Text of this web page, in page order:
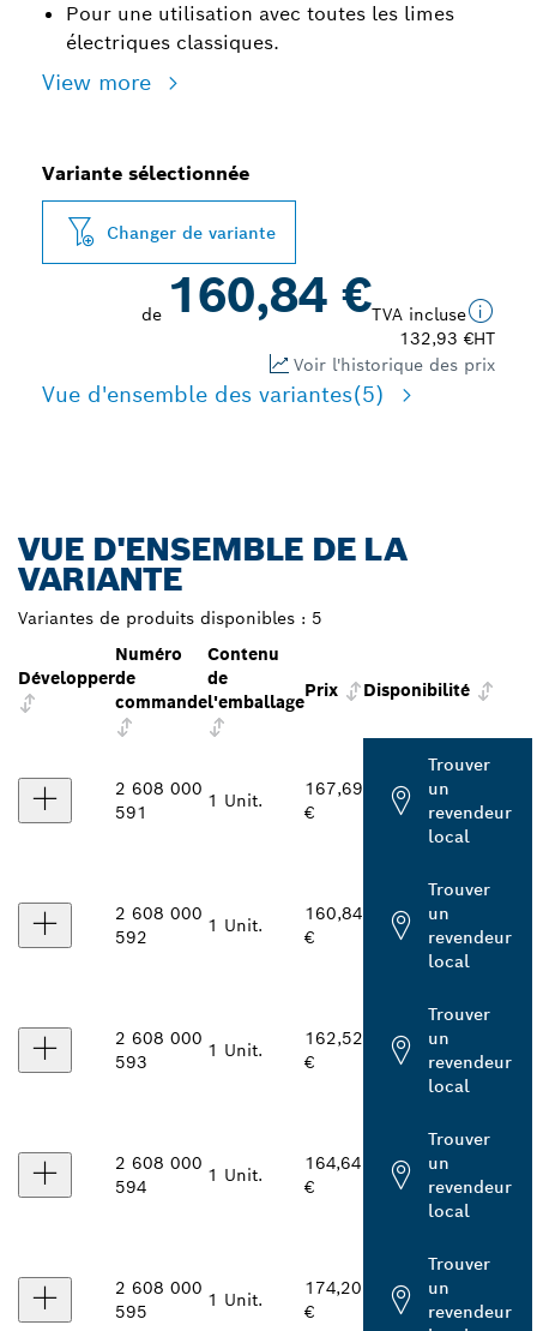
Pour une utilisation avec toutes les limes
électriques classiques.
View more
Variante sélectionnée
Changer de variante
de 160,84 €TVA incluse
132,93 €HT
Voir l'historique des prix
Vue d'ensemble des variantes(5)
VUE D'ENSEMBLE DE LA
VARIANTE
Variantes de produits disponibles : 5
Développer
Numéro
de
commande
Contenu
de
l'emballage
Prix Disponibilité
2 608 000
591
1 Unit.
167,69
€
Trouver
un
revendeur
local
2 608 000
592
1 Unit.
160,84
€
Trouver
un
revendeur
local
2 608 000
593
1 Unit.
162,52
€
Trouver
un
revendeur
local
2 608 000
594
1 Unit.
164,64
€
Trouver
un
revendeur
local
2 608 000
595
1 Unit.
174,20
€
Trouver
un
revendeur